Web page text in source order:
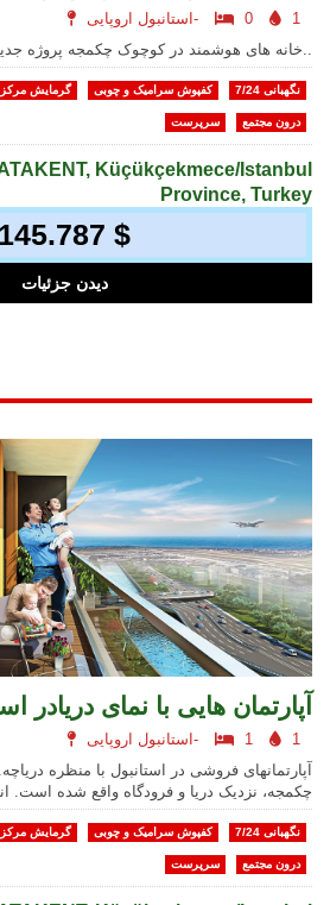
استانبول اروپایی- 0
1
خانه های هوشمند در کوچوک چکمجه پروژه جدید خانه های هوشمند..
گرمایش کفپوش سرامیک و چوبی نگهبانی 7/24
سرپرست درون مجتمع
Küçükçekmece/Istanbul
Province, Turkey
145.787 $
دیدن جزئیات
آپارتمان هایی با نمای دریادر
استانبول اروپایی- 1
1
آپارتمانهای فروشی در استانبول با منظره
چکمجه، نزدیک دریا و فرودگاه واقع شده است.
گرمایش کفپوش سرامیک و چوبی نگهبانی 7/24
سرپرست درون مجتمع